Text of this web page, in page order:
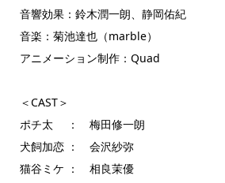
音響効果：鈴木潤一朗、静岡佑紀
音楽：菊池達也（marble）
アニメーション制作：Quad
＜CAST＞
ポチ太 ： 梅田修一朗
犬飼加恋 ： 会沢紗弥
猫谷ミケ ： 相良茉優